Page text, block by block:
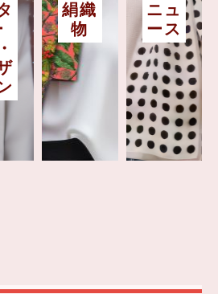
絹織
物
ニュ
ース